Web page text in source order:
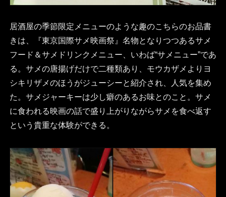
居酒屋の季節限定メニューのような趣のこちらのお品書
きは、『東京国際サメ映画祭』名物となりつつあるサメ
フード＆サメドリンクメニュー、いわば“サメニュー”であ
る。サメの唐揚げだけで二種類あり、モウカザメよりヨ
シキリザメのほうがジューシーと紹介され、人気を集め
た。サメジャーキーは少し癖のあるお味とのこと。サメ
に食われる映画の話で盛り上がりながらサメを食べ返す
という貴重な体験ができる。